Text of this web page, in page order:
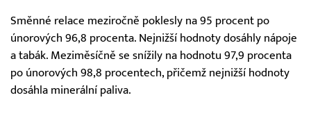
Směnné relace meziročně poklesly na 95 procent po
únorových 96,8 procenta. Nejnižší hodnoty dosáhly nápoje
a tabák. Meziměsíčně se snížily na hodnotu 97,9 procenta
po únorových 98,8 procentech, přičemž nejnižší hodnoty
dosáhla minerální paliva.